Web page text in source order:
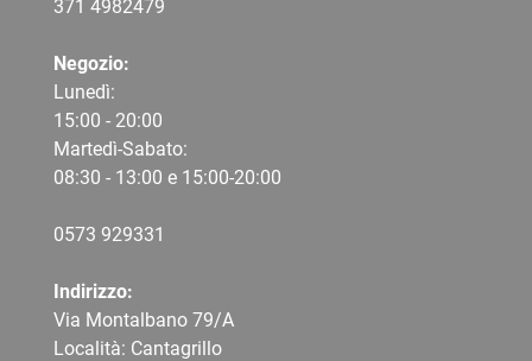
371 4982479
Negozio:
Lunedì:
15:00 - 20:00
Martedì-Sabato:
08:30 - 13:00 e 15:00-20:00
0573 929331
Indirizzo:
Via Montalbano 79/A
Località: Cantagrillo